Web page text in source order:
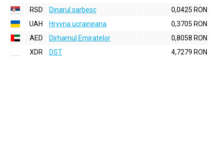
RSD
Dinarul sarbesc
0,0425 RON
UAH
Hryvna ucraineana
0,3705 RON
AED
Dirhamul Emiratelor
0,8058 RON
XDR
DST 4,7279 RON